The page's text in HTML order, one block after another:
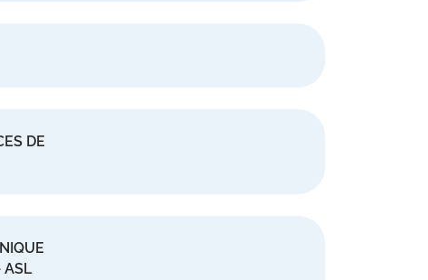
DE
ASL